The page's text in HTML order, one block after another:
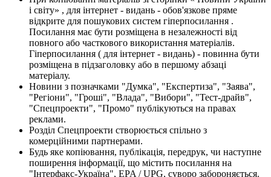
і світу» , для інтернет - видань - обов'язкове пряме
відкрите для пошукових систем гіперпосилання .
Посилання має бути розміщена в незалежності від
повного або часткового використання матеріалів.
Гіперпосилання ( для інтернет - видань) - повинна бути
розміщена в підзаголовку або в першому абзаці
матеріалу.
Новини з позначками "Думка", "Експертиза", "Заява",
"Регіони", "Гроші", "Влада", "Вибори", "Тест-драйв",
"Спецпроекти", "Промо" публікуються на правах
реклами.
Розділ Спецпроекти створюється спільно з
комерційними партнерами.
Будь яке копіювання, публікація, передрук, чи наступне
поширення інформації, що містить посилання на
"Інтерфакс-Україна", EPA / UPG, суворо забороняється.